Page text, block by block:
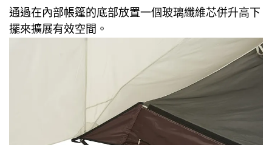
通過在內部帳篷的底部放置一個玻璃纖維芯併升高下
擺來擴展有效空間。